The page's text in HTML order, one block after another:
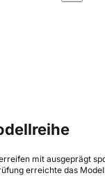
mit ausgeprägt
erreichte das